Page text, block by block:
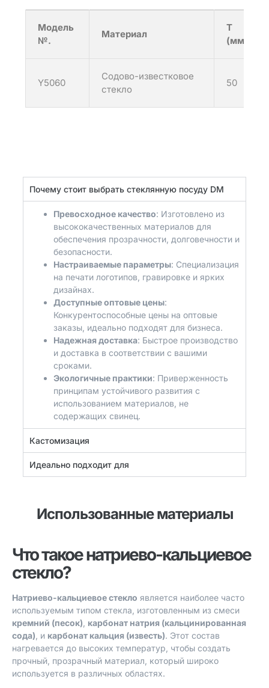
Модель
№.
Материал
Т
(мм)
Y5060
Содово-известковое
стекло
50
Почему стоит выбрать стеклянную посуду DM
Превосходное качество: Изготовлено из
высококачественных материалов для
обеспечения прозрачности, долговечности и
безопасности.
Настраиваемые параметры: Специализация
на печати логотипов, гравировке и ярких
дизайнах.
Доступные оптовые цены:
Конкурентоспособные цены на оптовые
заказы, идеально подходят для бизнеса.
Надежная доставка: Быстрое производство
и доставка в соответствии с вашими
сроками.
Экологичные практики: Приверженность
принципам устойчивого развития с
использованием материалов, не
содержащих свинец.
Кастомизация
Идеально подходит для
Использованные материалы
Что такое натриево-кальциевое
стекло?
Натриево-кальциевое стекло является наиболее часто
используемым типом стекла, изготовленным из смеси
кремний (песок) карбонат натрия (кальцинированная
сода) , и карбонат кальция (известь). Этот состав
нагревается до высоких температур, чтобы создать
прочный, прозрачный материал, который широко
используется в различных областях.